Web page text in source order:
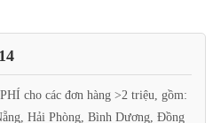
cho các đơn hàng >2 triệu, gồm:
Hải Phòng, Bình Dương, Đồng